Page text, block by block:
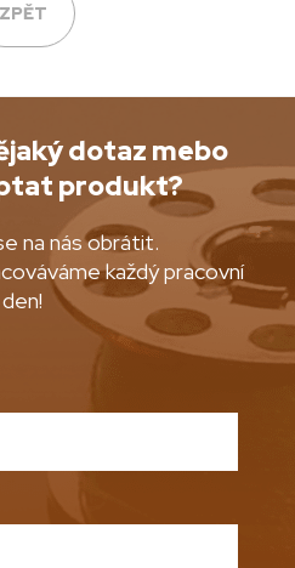
ZPĚT
dotaz mebo
produkt?
na nás obrátit.
každý pracovní
den!